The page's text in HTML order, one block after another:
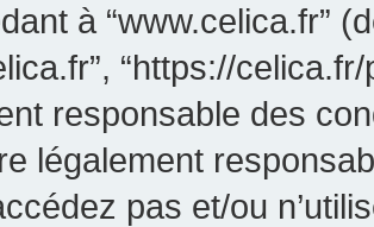
à “www.celica.fr”
“https://
responsable des
légalement
pas et/ou